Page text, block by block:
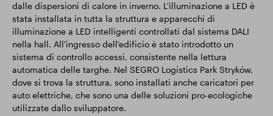
dalle dispersioni di calore in inverno. L'illuminazione a LED è
stata installata in tutta la struttura e apparecchi di
illuminazione a LED intelligenti controllati dal sistema DALI
nella hall. All'ingresso dell'edificio è stato introdotto un
sistema di controllo accessi, consistente nella lettura
automatica delle targhe. Nel SEGRO Logistics Park Stryków,
dove si trova la struttura, sono installati anche caricatori per
auto elettriche, che sono una delle soluzioni pro-ecologiche
utilizzate dallo sviluppatore.